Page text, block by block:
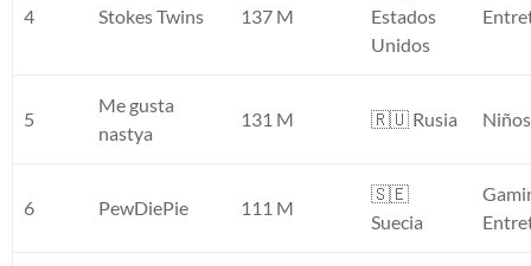
4 Stokes Twins 137 M
Estados
Unidos
5
Me gusta
nastya
131 M 🇷🇺 Rusia Niños
6 PewDiePie 111 M
🇸🇪
Suecia